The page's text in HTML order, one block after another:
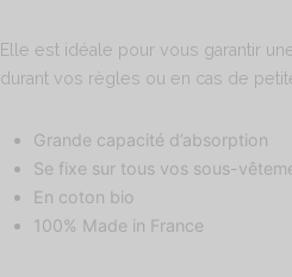
Elle est idéale pour vous garantir
durant vos règles ou en cas de
Grande capacité d’absorption
Se fixe sur tous vos sous-
En coton bio
100% Made in France